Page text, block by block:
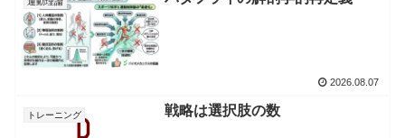
2026.08.07
トレーニング 戦略は選択肢の数